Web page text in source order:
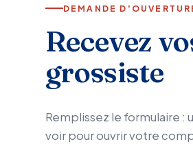
DEMANDE
Recevez
grossiste
Remplissez le formulaire :
voir pour ouvrir votre